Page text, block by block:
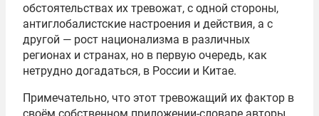
обстоятельствах их тревожат, с одной стороны,
антиглобалистские настроения и действия, а с
другой — рост национализма в различных
регионах и странах, но в первую очередь, как
нетрудно догадаться, в России и Китае.
Примечательно, что этот тревожащий их фактор в